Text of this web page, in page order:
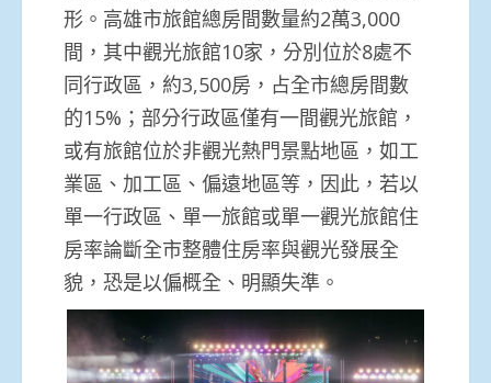
形。高雄市旅館總房間數量約2萬3,000
間，其中觀光旅館10家，分別位於8處不
同行政區，約3,500房，占全市總房間數
的15%；部分行政區僅有一間觀光旅館，
或有旅館位於非觀光熱門景點地區，如工
業區、加工區、偏遠地區等，因此，若以
單一行政區、單一旅館或單一觀光旅館住
房率論斷全市整體住房率與觀光發展全
貌，恐是以偏概全、明顯失準。